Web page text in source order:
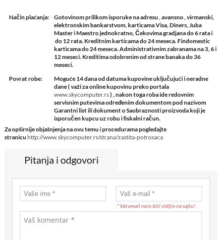
Način plaćanja:
Gotovinom prilikom isporuke na adresu , avansno , virmanski,
elektronskim bankarstvom, karticama Visa, Diners, Juba
Master i Maestro jednokratno, Čekovima gradjana do 6 rata i
do 12 rata. Kreditnim karticama do 24 meseca. Findomestic
karticama do 24 meseca. Administrativnim zabranama na 3, 6 i
12 meseci. Kreditima odobrenim od strane banaka do 36
meseci.
Povrat robe:
Moguće 14 dana od datuma kupovine uključujući i neradne
dane ( važi za online kupovinu preko portala
www.skycomputer.rs) , nakon toga roba ide redovnim
servisnim putevima određenim dokumentom pod nazivom
Garantni list ili dokument o Saobraznosti proizvoda koji je
isporučen kupcu uz robu i fiskalni račun.
Za opširnije objašnjenja na ovu temu i procedurama pogledajte
stranicu http://www.skycomputer.rs/strana/zastita-potrosaca
Pitanja i odgovori
* Vaš email neće biti vidljiv na sajtu!